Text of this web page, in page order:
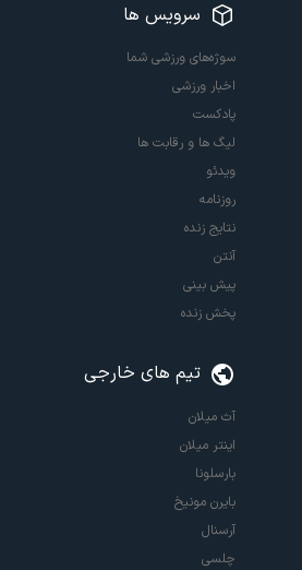
سرویس ها
سوژه‌های ورزشی شما
اخبار ورزشی
پادکست
لیگ ها و رقابت ها
ویدئو
روزنامه
نتایج زنده
آنتن
پیش بینی
پخش زنده
تیم های خارجی
آث میلان
اینتر میلان
بارسلونا
بایرن مونیخ
آرسنال
چلسی